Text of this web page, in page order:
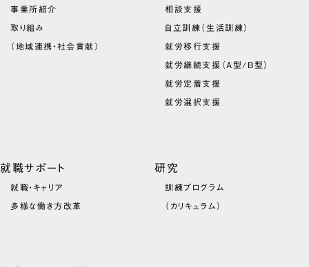
事業所紹介
取り組み
（地域連携・社会貢献）
相談支援
自立訓練（生活訓練）
就労移行支援
就労継続支援（A型/B型）
就労定着支援
就労選択支援
就職サポート
就職・キャリア
多様な働き方改革
研究
訓練プログラム
（カリキュラム）